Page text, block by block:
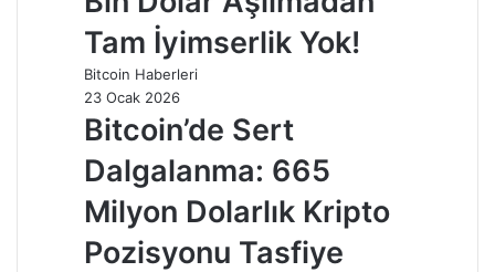
Tam İyimserlik Yok!
Bitcoin Haberleri
23 Ocak 2026
Bitcoin’de Sert
Dalgalanma: 665
Milyon Dolarlık Kripto
Pozisyonu Tasfiye